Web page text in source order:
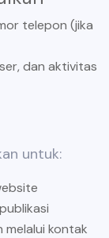
telepon (jika
dan aktivitas
untuk:
kontak